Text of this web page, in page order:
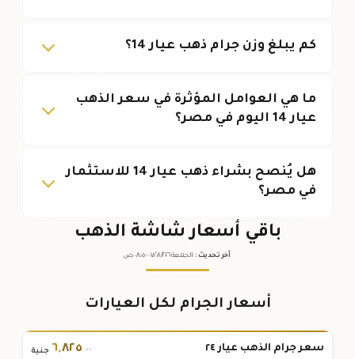
كم يبلغ وزن جرام ذهب عيار 14؟
ما هي العوامل المؤثرة في سعر الذهب
عيار 14 اليوم في مصر؟
هل يُنصح بشراء ذهب عيار 14 للاستثمار
في مصر؟
باقي أسعار شاشة الذهب
آخر تحديث : الجمعة ٠٧ /٠٨/٢٠٢٦ - ٠٨:٠٥ ص
أسعار الجرام لكل العيارات
سعر جرام الذهب عيار ٢٤ ٦,٨٢٥.٠٠ جنية